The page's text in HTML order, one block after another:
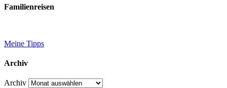
Familienreisen
Meine Tipps
Archiv
Archiv